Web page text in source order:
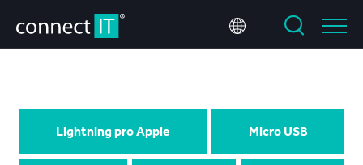
Lightning pro Apple Micro USB